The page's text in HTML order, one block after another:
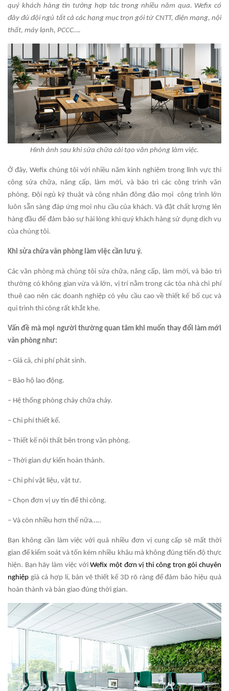
quý khách hàng tin tưởng hợp tác trong nhiều năm qua. Wefix có
đây đủ đội ngủ tất cả các hạng mục trọn gói từ CNTT, điện mạng, nội
thất, máy lạnh, PCCC….
Hình ảnh sau khi sửa chữa cải tạo văn phòng làm việc.
Ở đây, Wefix chúng tôi với nhiều năm kinh nghiệm trong lĩnh vực thi
công sửa chữa, nâng cấp, làm mới, và bảo trì các công trình văn
phòng. Đội ngủ kỹ thuật và công nhân đông đảo mọi công trình lớn
luôn sẵn sàng đáp ứng mọi nhu cầu của khách. Và đặt chất lượng lên
hàng đầu để đảm bảo sự hài lòng khi quý khách hàng sử dụng dịch vụ
của chúng tôi.
Khi sửa chữa văn phòng làm việc cần lưu ý.
Các văn phòng mà chúng tôi sửa chữa, nâng cấp, làm mới, và bảo trì
thường có không gian vừa và lớn, vị trí nằm trong các tòa nhà chi phí
thuê cao nên các doanh nghiệp có yêu cầu cao về thiết kế bố cục và
qui trình thi công rất khắt khe.
Vấn đề mà mọi người thường quan tâm khi muốn thay đổi làm mới
văn phòng như:
– Giá cả, chi phí phát sinh.
– Bảo hộ lao động.
– Hệ thống phòng cháy chữa cháy.
– Chi phí thiết kế.
– Thiết kế nội thất bên trong văn phòng.
– Thời gian dự kiến hoàn thành.
– Chi phí vật liệu, vật tư.
– Chọn đơn vị uy tín để thi công.
– Và còn nhiều hơn thế nữa…..
Bạn không cần làm việc với quá nhiều đơn vị cung cấp sẽ mất thời
gian để kiểm soát và tốn kém nhiều khâu mà không đúng tiến độ thực
hiện. Bạn hãy làm việc vớiWefix một đơn vị thi công trọn gói chuyên
nghiệp giá cả hợp lí, bản vẽ thiết kế 3D rõ ràng để đảm bảo hiệu quả
hoàn thành và bàn giao đúng thời gian.